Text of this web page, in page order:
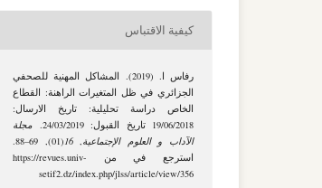
كيفية الاقتباس
رفاس ا. (2019). المشاكل المهنية للصحفي
الجزائري في ظل المتغيرات الراهنة: القطاع
الخاص دراسة تحليلية: تاريخ الارسال:
19/06/2018 تاريخ القبول: 24/03/2019.
مجلة
الآداب و العلوم الإجتماعية ,
16
(01), 69–88.
استرجع في من https://revues.univ-
setif2.dz/index.php/jlss/article/view/356